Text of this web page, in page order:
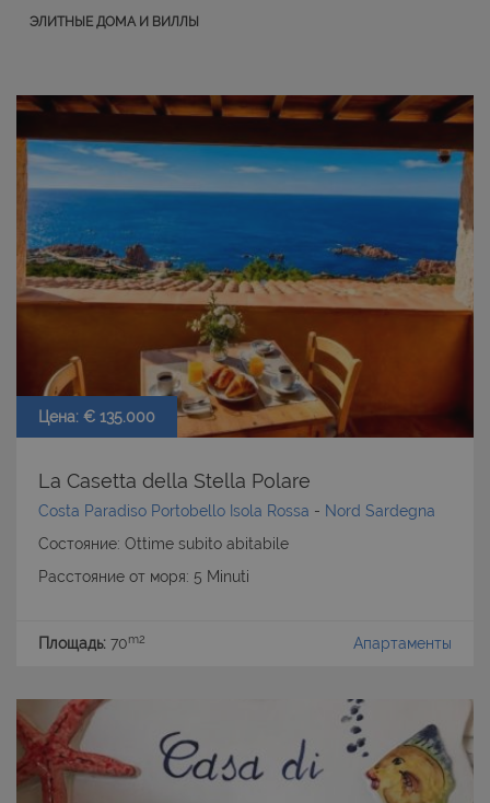
ЭЛИТНЫЕ ДОМА И ВИЛЛЫ
Цена: € 135.000
La Casetta della Stella Polare
Costa Paradiso Portobello Isola Rossa - Nord Sardegna
Состояние: Ottime subito abitabile
Расстояние от моря: 5 Minuti
Площадь: 70m2 Апартаменты